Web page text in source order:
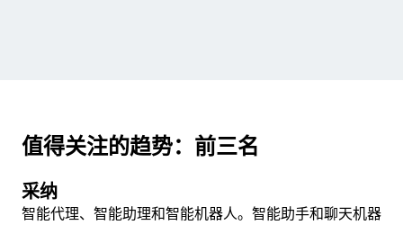
值得关注的趋势：前三名
采纳
智能代理、智能助理和智能机器人。智能助手和聊天机器